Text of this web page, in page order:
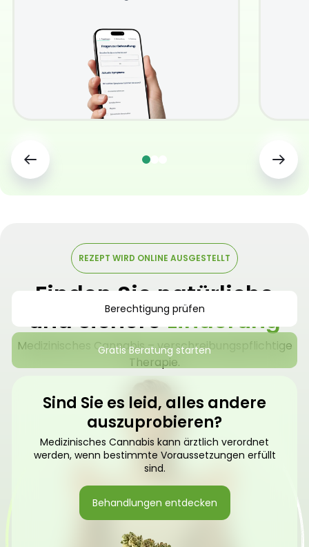
REZEPT WIRD ONLINE AUSGESTELLT
Finden Sie natürliche
und sichereLinderung
Medizinisches Cannabis – verschreibungspflichtige
Therapie.
Berechtigung prüfen
Gratis Beratung starten
Sind Sie es leid, alles andere
auszuprobieren?
Medizinisches Cannabis kann ärztlich verordnet
werden, wenn bestimmte Voraussetzungen erfüllt
sind.
Behandlungen entdecken